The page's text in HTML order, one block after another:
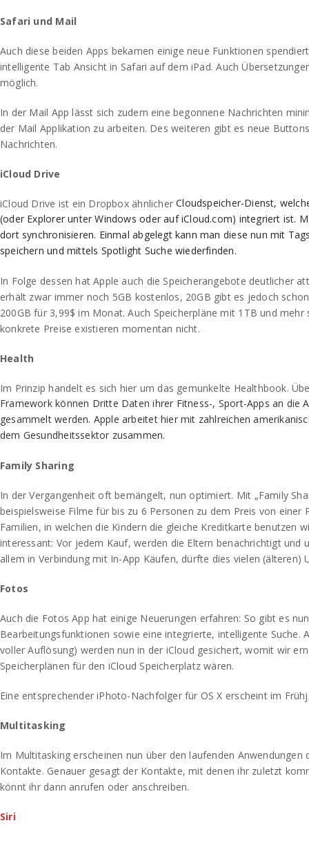
Safari und Mail
Auch diese beiden Apps bekamen einige neue Funktionen
intelligente Tab Ansicht in Safari auf dem iPad. Auch
möglich.
In der Mail App lässt sich zudem eine begonnene Nachrichten
der Mail Applikation zu arbeiten. Des weiteren gibt es neue
Nachrichten.
iCloud Drive
iCloud Drive ist ein Dropbox ähnlicherCloudspeicher-Dienst,
(oder Explorer unter Windows oder auf iCloud.com) integriert ist.
dort synchronisieren. Einmal abgelegt kann man diese nun mit
speichern und mittels Spotlight Suche wiederfinden.
In Folge dessen hat Apple auch die Speicherangebote deutlicher
erhält zwar immer noch 5GB kostenlos, 20GB gibt es jedoch
200GB für 3,99$ im Monat. Auch Speicherpläne mit 1TB und mehr
konkrete Preise existieren momentan nicht.
Health
Im Prinzip handelt es sich hier um das gemunkelte Healthbook.
Framework können Dritte Daten ihrer Fitness-, Sport-Apps an die
gesammelt werden. Apple arbeitet hier mit zahlreichen
dem Gesundheitssektor zusammen.
Family Sharing
In der Vergangenheit oft bemängelt, nun optimiert. Mit „Family
beispielsweise Filme für bis zu 6 Personen zu dem Preis von einer
Familien, in welchen die Kindern die gleiche Kreditkarte benutzen
interessant: Vor jedem Kauf, werden die Eltern benachrichtigt und
allem in Verbindung mit In-App Käufen, dürfte dies vielen (älteren)
Fotos
Auch die Fotos App hat einige Neuerungen erfahren: So gibt es
Bearbeitungsfunktionen sowie eine integrierte, intelligente Suche.
voller Auflösung) werden nun in der iCloud gesichert, womit wir
Speicherplänen für den iCloud Speicherplatz wären.
Eine entsprechender iPhoto-Nachfolger für OS X erscheint im
Multitasking
Im Multitasking erscheinen nun über den laufenden Anwendungen
Kontakte. Genauer gesagt der Kontakte, mit denen ihr zuletzt
könnt ihr dann anrufen oder anschreiben.
Siri